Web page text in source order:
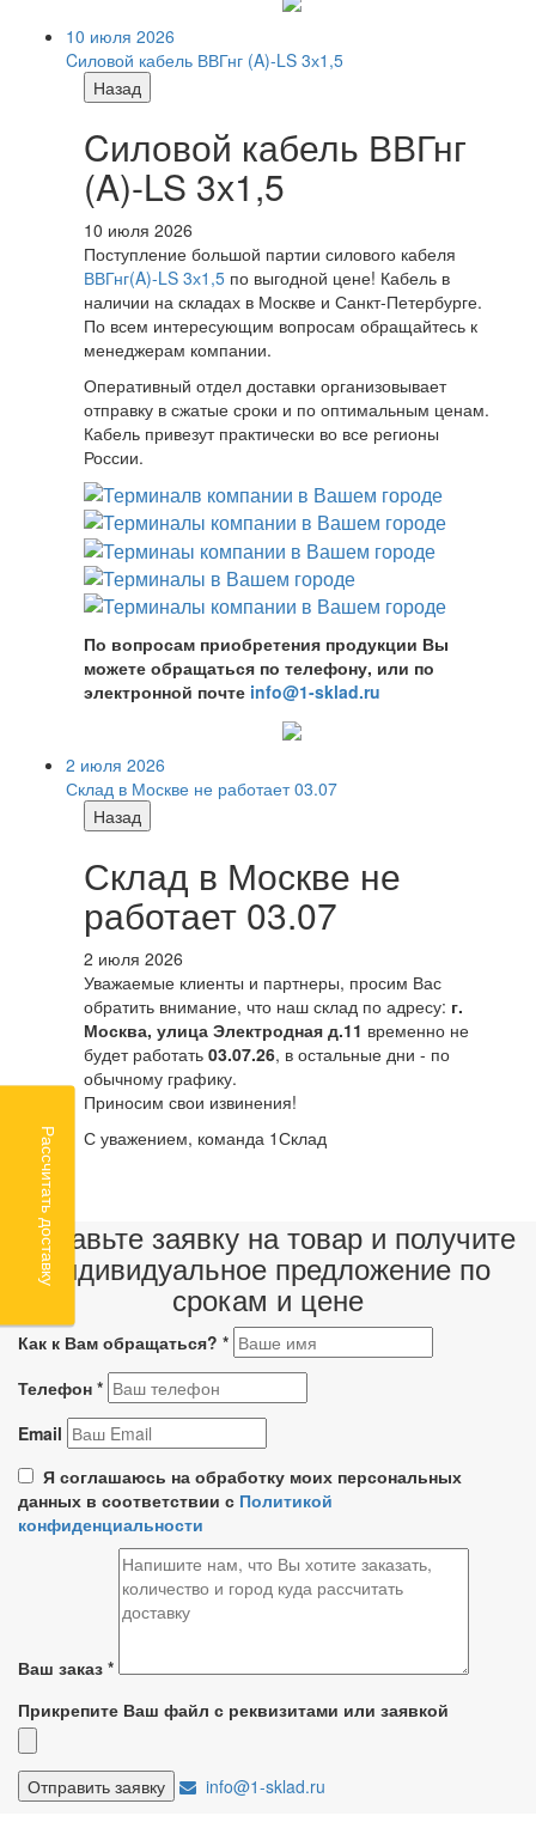
10 июля 2026
Cиловой кабель ВВГнг (A)-LS 3х1,5
Назад
Cиловой кабель ВВГнг
(A)-LS 3х1,5
10 июля 2026
Поступление большой партии силового кабеля
ВВГнг(A)-LS 3х1,5 по выгодной цене! Кабель в
наличии на складах в Москве и Санкт-Петербурге.
По всем интересующим вопросам обращайтесь к
менеджерам компании.
Оперативный отдел доставки организовывает
отправку в сжатые сроки и по оптимальным ценам.
Кабель привезут практически во все регионы
России.
По вопросам приобретения продукции Вы
можете обращаться по телефону, или по
электронной почте info@1-sklad.ru
2 июля 2026
Склад в Москве не работает 03.07
Назад
Склад в Москве не
работает 03.07
2 июля 2026
Уважаемые клиенты и партнеры, просим Вас
обратить внимание, что наш склад по адресу: г.
Москва, улица Электродная д.11 временно не
будет работать 03.07.26, в остальные дни - по
обычному графику.
Приносим свои извинения!
С уважением, команда 1Склад
Оставьте заявку на товар и получите
индивидуальное предложение по
срокам и цене
Как к Вам обращаться? *
Телефон *
Email
Я соглашаюсь на обработку моих персональных
данных в соответствии с Политикой
конфиденциальности
Ваш заказ *
Прикрепите Ваш файл с реквизитами или заявкой
info@1-sklad.ru
Рассчитать доставку